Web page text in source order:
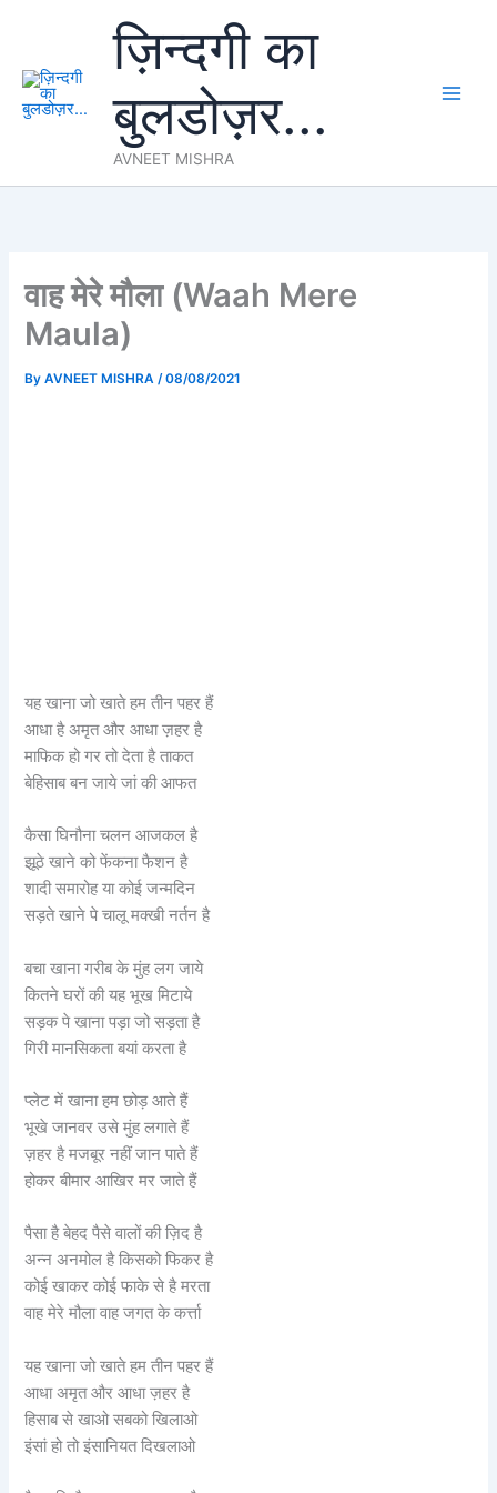
content
ज़िन्दगी का
बुलडोज़र...
AVNEET MISHRA
वाह मेरे मौला (Waah Mere
Maula)
ByAVNEET MISHRA/08/08/2021
यह खाना जो खाते हम तीन पहर हैं
आधा है अमृत और आधा ज़हर है
माफिक हो गर तो देता है ताकत
बेहिसाब बन जाये जां की आफत
कैसा घिनौना चलन आजकल है
झूठे खाने को फेंकना फैशन है
शादी समारोह या कोई जन्मदिन
सड़ते खाने पे चालू मक्खी नर्तन है
बचा खाना गरीब के मुंह लग जाये
कितने घरों की यह भूख मिटाये
सड़क पे खाना पड़ा जो सड़ता है
गिरी मानसिकता बयां करता है
प्लेट में खाना हम छोड़ आते हैं
भूखे जानवर उसे मुंह लगाते हैं
ज़हर है मजबूर नहीं जान पाते हैं
होकर बीमार आखिर मर जाते हैं
पैसा है बेहद पैसे वालों की ज़िद है
अन्न अनमोल है किसको फिकर है
कोई खाकर कोई फाके से है मरता
वाह मेरे मौला वाह जगत के कर्त्ता
यह खाना जो खाते हम तीन पहर हैं
आधा अमृत और आधा ज़हर है
हिसाब से खाओ सबको खिलाओ
इंसां हो तो इंसानियत दिखलाओ